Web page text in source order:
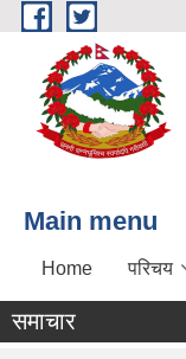
Skip to main content
Main menu
Home परिचय
समाचार